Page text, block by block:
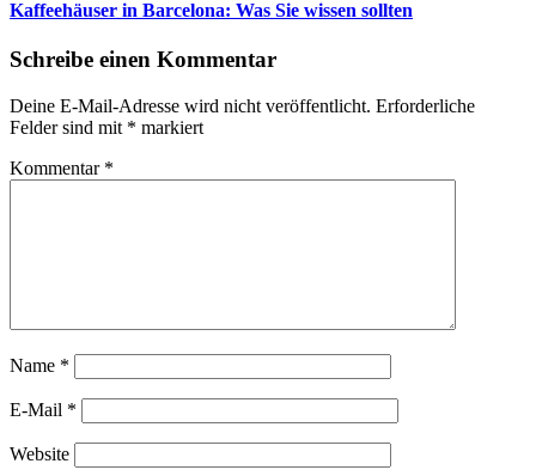
Kaffeehäuser in Barcelona: Was Sie wissen sollten
Schreibe einen Kommentar
Deine E-Mail-Adresse wird nicht veröffentlicht. Erforderliche
Felder sind mit * markiert
Kommentar *
Name *
E-Mail *
Website